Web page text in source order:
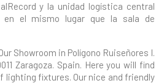
y la unidad logística central
en el mismo lugar que la sala de
Showroom in Polígono Ruiseñores I.
Zaragoza. Spain. Here you will find
lighting fixtures. Our nice and friendly